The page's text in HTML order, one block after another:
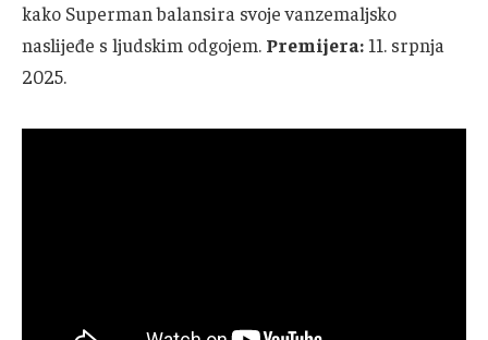
kako Superman balansira svoje vanzemaljsko
naslijeđe s ljudskim odgojem. Premijera: 11. srpnja
2025.